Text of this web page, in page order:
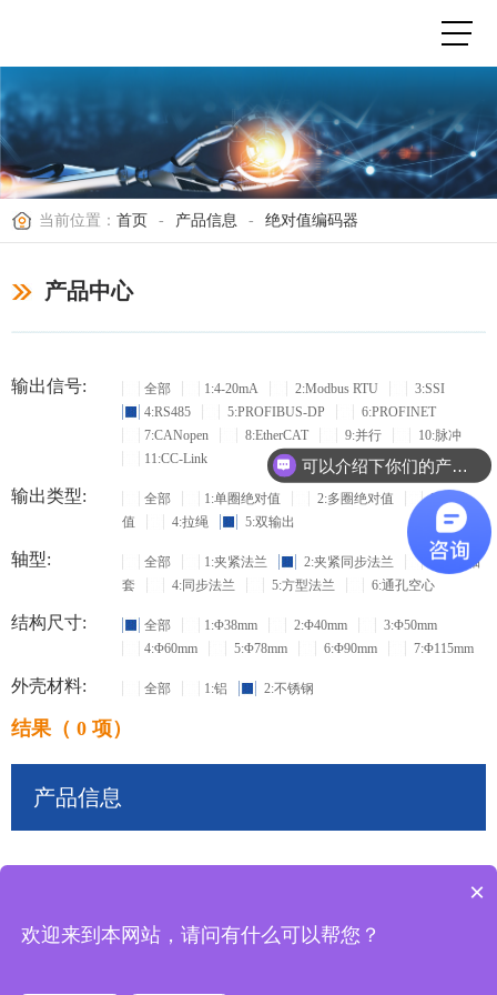
当前位置： 首页 - 产品信息 - 绝对值编码器
产品中心
输出信号: 全部 1:4-20mA 2:Modbus RTU
3:SSI
4:RS485
5:PROFIBUS-DP
6:PROFINET
7:CANopen
8:EtherCAT 9:并行
10:脉冲
11:CC-Link
输出类型: 全部 1:单圈绝对值 2:多圈绝对值
3:增量
值
4:拉绳 5:双输出
轴型: 全部 1:夹紧法兰 2:夹紧同步法兰
3:盲孔轴
套
4:同步法兰 5:方型法兰 6:通孔空心
结构尺寸: 全部 1:Φ38mm 2:Φ40mm
3:Φ50mm
4:Φ60mm
5:Φ78mm 6:Φ90mm 7:Φ115mm
外壳材料: 全部 1:铝 2:不锈钢
结果（ 0 项）
产品信息
可以介绍下你们的产品么？
×
欢迎来到本网站，请问有什么可以帮您？